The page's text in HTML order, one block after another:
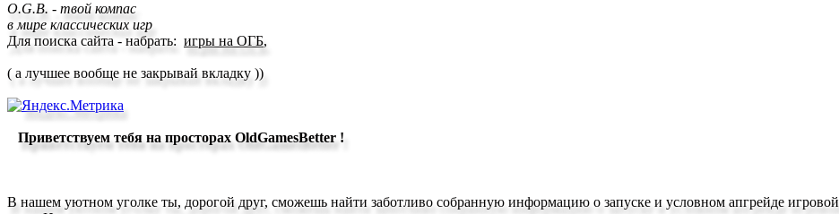
O.G.B. - твой компас
в мире классических игр
Для поиска сайта - набрать: игры на ОГБ,
( а лучшее вообще не закрывай вкладку ))
Приветствуем тебя на просторах OldGamesBetter !
В нашем уютном уголке ты, дорогой друг, сможешь найти заботливо собранную информацию о запуске и условном апгрейде